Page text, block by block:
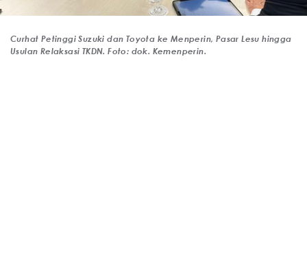
Curhat Petinggi Suzuki dan Toyota ke Menperin, Pasar Lesu hingga
Usulan Relaksasi TKDN. Foto: dok. Kemenperin.